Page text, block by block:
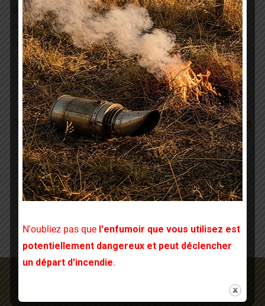
déjà, vous pouvez le télécharger pour les apiculteurs de
votre connaissance qui ne sont pas adhérents ni
connectés, c’est juste une question de solidarité !
Navigation
article
PRÉCÉDENT
Article
précédent
:
Tout ce que vous devez savoir sur le varroa
SUIVANT
Article
suivant
Le dossier d’adhésion 2017 est en ligne ci-
dessous !!
Rechercher sur le site
N'oubliez pas que l'enfumoir que vous utilisez est
potentiellement dangereux et peut déclencher
un départ d'incendie.